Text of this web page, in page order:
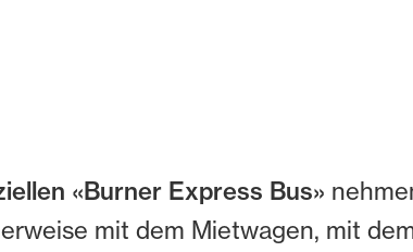
«Burner Express Bus»
mit dem Mietwagen, mit